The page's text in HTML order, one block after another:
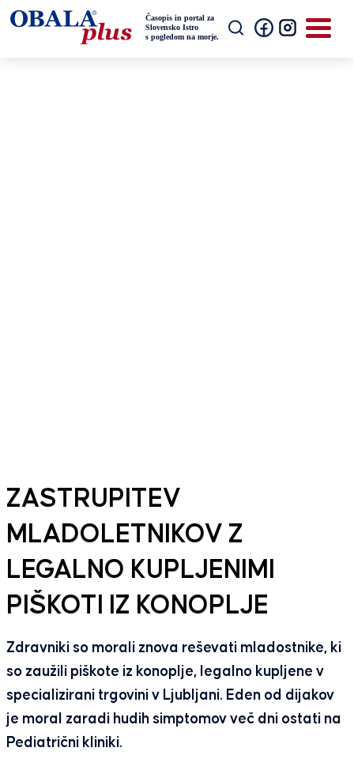
ZASTRUPITEV
MLADOLETNIKOV Z
LEGALNO KUPLJENIMI
PIŠKOTI IZ KONOPLJE
Zdravniki so morali znova reševati mladostnike, ki
so zaužili piškote iz konoplje, legalno kupljene v
specializirani trgovini v Ljubljani. Eden od dijakov
je moral zaradi hudih simptomov več dni ostati na
Pediatrični kliniki.